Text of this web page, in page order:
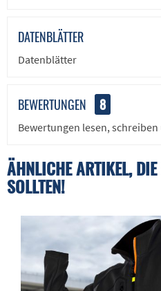
DATENBLÄTTER
Datenblätter
BEWERTUNGEN 8
Bewertungen lesen,
ÄHNLICHE ARTIKEL,
SOLLTEN!